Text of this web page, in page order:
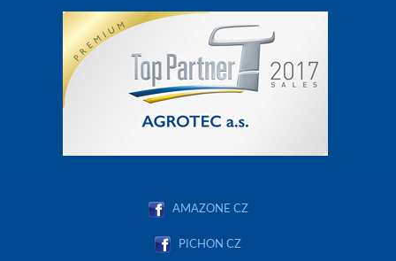
AMAZONE CZ
PICHON CZ